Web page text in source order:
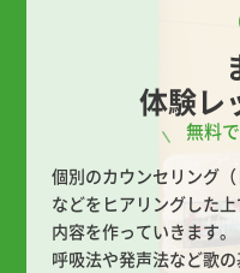
体験レ
無料
個別のカウンセリング
などをヒアリングした上
内容を作っていきます。
呼吸法や発声法など歌